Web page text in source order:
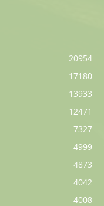
20954
17180
13933
12471
7327
4999
4873
4042
4008